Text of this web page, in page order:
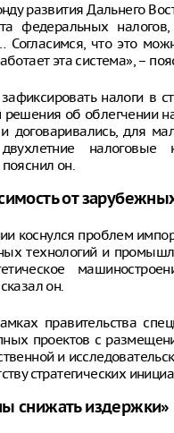
развития Дальнего
федеральных
Согласимся, что это
эта система», –
налоги в
решения об облегчении
и договаривались, для
налоговые
он.
от
коснулся проблем
технологий и
он.
правительства
проектов с
и
стратегических
снижать издержки»